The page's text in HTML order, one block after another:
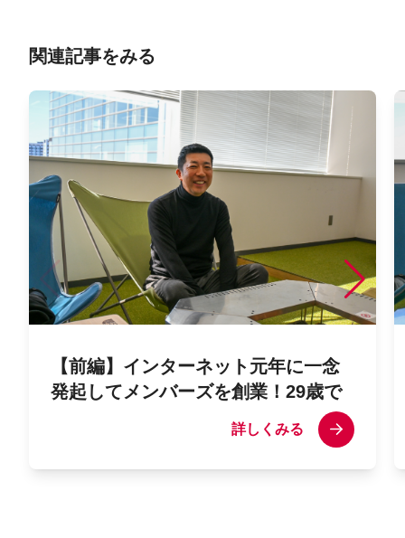
関連記事をみる
【前編】インターネット元年に一念
発起してメンバーズを創業！29歳で
起業を決断した「ラストマン精神」
創業者・剣持さんインタビュー
詳しくみる